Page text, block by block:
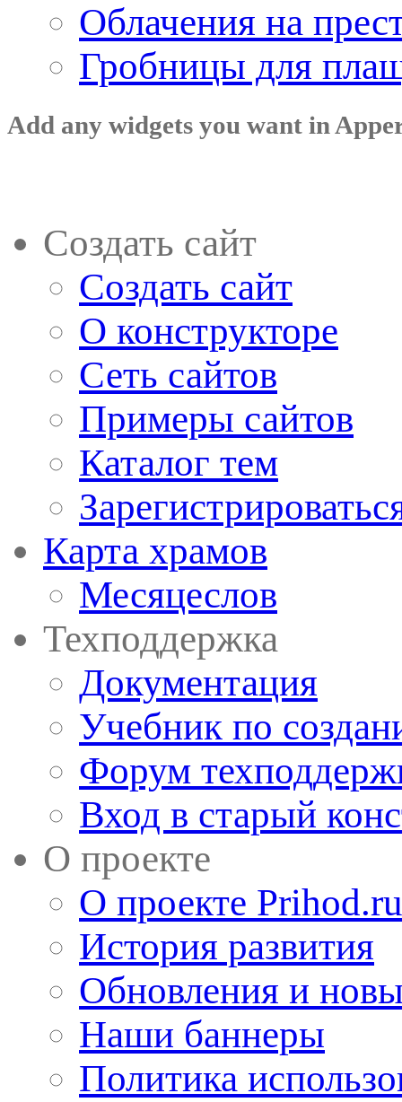
Облачения на
Гробницы для
Add any widgets you want in
Создать сайт
Создать сайт
О конструкторе
Сеть сайтов
Примеры сайтов
Каталог тем
Карта храмов
Месяцеслов
Техподдержка
Документация
Учебник по
Форум
Вход в старый
О проекте
О проекте Prihod.ru
История развития
Обновления и
Наши баннеры
Политика